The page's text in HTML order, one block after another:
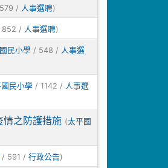
/ 人事選聘)
/ 人事選聘)
民小學 / 548 / 人事選
民小學 / 1142 / 人事選
情之防護措施 (太平國
/ 591 / 行政公告)